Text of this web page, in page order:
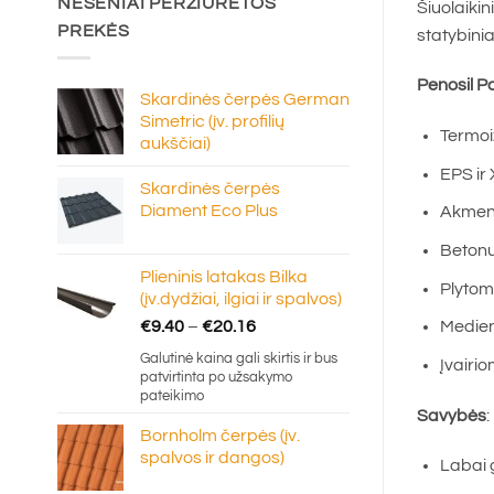
PREKĖS
Skardinės čerpės German
Simetric (įv. profilių
aukščiai)
Skardinės čerpės
Diament Eco Plus
Plieninis latakas Bilka
(įv.dydžiai, ilgiai ir spalvos)
€9.40 – €20.16Price
range:
€9.40
Galutinė kaina gali skirtis ir bus
patvirtinta po užsakymo
pateikimo
Bornholm čerpės (įv.
spalvos ir dangos)
Penosil
EPS ir
Savybės:
Labai